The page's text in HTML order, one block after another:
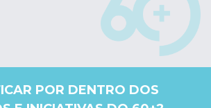
POR DENTRO DOS